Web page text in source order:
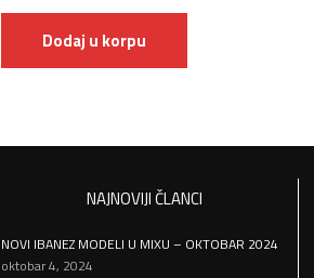
Dodaj u korpu
NAJNOVIJI ČLANCI
NOVI IBANEZ MODELI U MIXU – OKTOBAR 2024
oktobar 4, 2024